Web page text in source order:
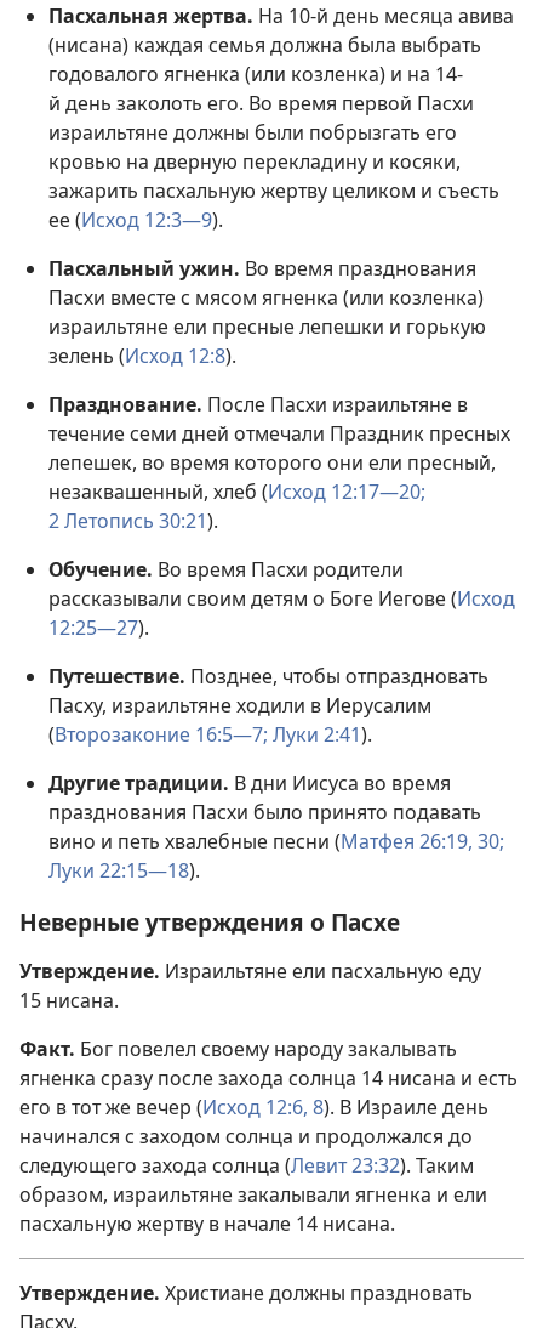
Пасхальная жертва. На 10-й день месяца авива
(нисана) каждая семья должна была выбрать
годовалого ягненка (или козленка) и на 14-
й день заколоть его. Во время первой Пасхи
израильтяне должны были побрызгать его
кровью на дверную перекладину и косяки,
зажарить пасхальную жертву целиком и съесть
ее (Исход 12:3—9).
Пасхальный ужин. Во время празднования
Пасхи вместе с мясом ягненка (или козленка)
израильтяне ели пресные лепешки и горькую
зелень (Исход 12:8).
Празднование. После Пасхи израильтяне в
течение семи дней отмечали Праздник пресных
лепешек, во время которого они ели пресный,
незаквашенный, хлеб (Исход 12:17—20;
2 Летопись 30:21).
Обучение. Во время Пасхи родители
рассказывали своим детям о Боге Иегове (Исход
12:25—27).
Путешествие. Позднее, чтобы отпраздновать
Пасху, израильтяне ходили в Иерусалим
(Второзаконие 16:5—7; Луки 2:41).
Другие традиции. В дни Иисуса во время
празднования Пасхи было принято подавать
вино и петь хвалебные песни (Матфея 26:19, 30;
Луки 22:15—18).
Неверные утверждения о Пасхе
Утверждение. Израильтяне ели пасхальную еду
15 нисана.
Факт. Бог повелел своему народу закалывать
ягненка сразу после захода солнца 14 нисана и есть
его в тот же вечер (Исход 12:6, 8). В Израиле день
начинался с заходом солнца и продолжался до
следующего захода солнца (Левит 23:32). Таким
образом, израильтяне закалывали ягненка и ели
пасхальную жертву в начале 14 нисана.
Утверждение. Христиане должны праздновать
Пасху.